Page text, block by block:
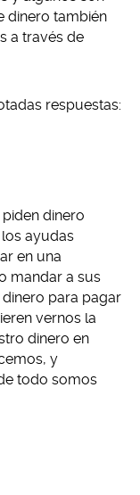
dinero también
a través de
respuestas:
dinero
ayudas
en una
mandar a sus
para pagar
vernos la
dinero en
y
todo somos